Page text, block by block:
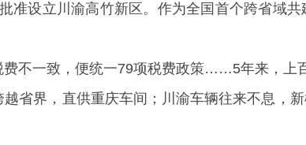
准设立川渝高竹新区。作为全国首个跨省域
不一致，便统一79项税费政策……5年来，上
省界，直供重庆车间；川渝车辆往来不息，